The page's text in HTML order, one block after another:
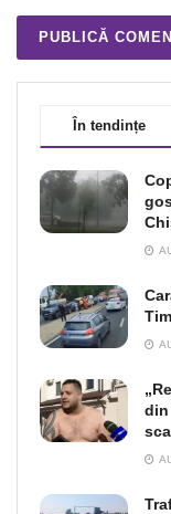
În tendințe
din